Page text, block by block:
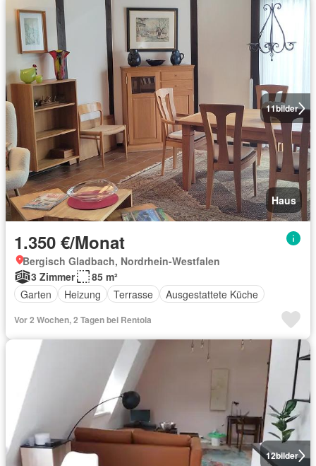
11bilder
Haus
1.350 €/Monat
Bergisch Gladbach, Nordrhein-Westfalen
3 Zimmer
85 m²
Garten
Heizung Terrasse Ausgestattete Küche
Vor 2 Wochen, 2 Tagen bei Rentola
12bilder